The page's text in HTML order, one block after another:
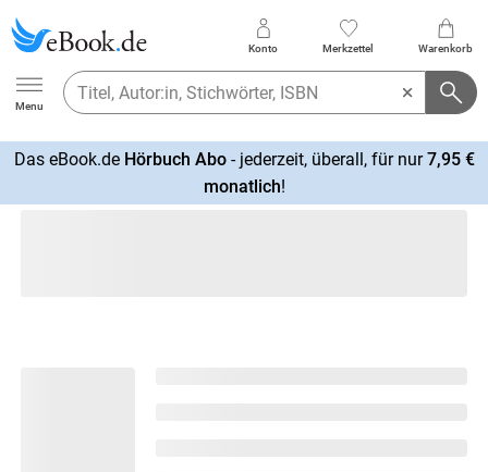
Ebook.de
Menu
Konto Merkzettel Warenkorb
Das eBook.de Hörbuch Abo- jederzeit, überall, für nur7,95 €
monatlich!